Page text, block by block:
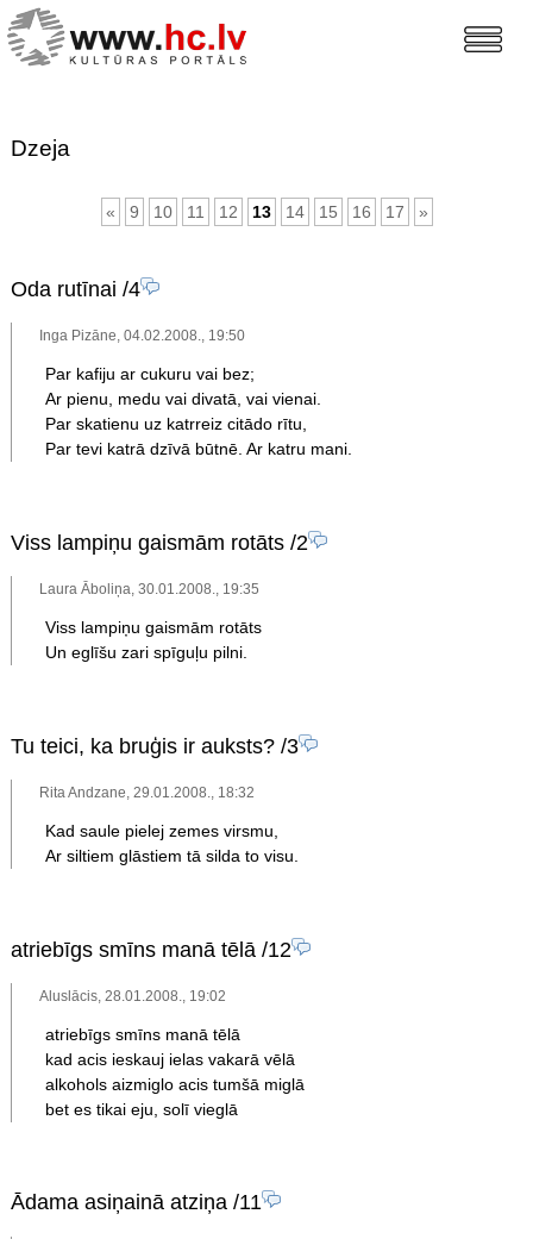
Dzeja
« 9 10 11 12 13 14 15 16 17 »
Oda rutīnai /4
Inga Pizāne, 04.02.2008., 19:50
Par kafiju ar cukuru vai bez;
Ar pienu, medu vai divatā, vai vienai.
Par skatienu uz katrreiz citādo rītu,
Par tevi katrā dzīvā būtnē. Ar katru mani.
Viss lampiņu gaismām rotāts/2
Laura Āboliņa, 30.01.2008., 19:35
Viss lampiņu gaismām rotāts
Un eglīšu zari spīguļu pilni.
Tu teici, ka bruģis ir auksts?/3
Rita Andzane, 29.01.2008., 18:32
Kad saule pielej zemes virsmu,
Ar siltiem glāstiem tā silda to visu.
atriebīgs smīns manā tēlā/12
Aluslācis, 28.01.2008., 19:02
atriebīgs smīns manā tēlā
kad acis ieskauj ielas vakarā vēlā
alkohols aizmiglo acis tumšā miglā
bet es tikai eju, solī vieglā
Ādama asiņainā atziņa/11